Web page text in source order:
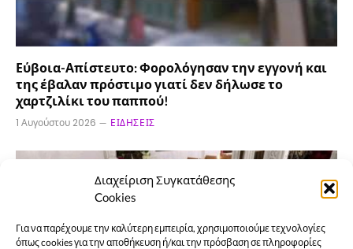
Διαχείριση Συγκατάθεσης
Cookies
Για να παρέχουμε την καλύτερη εμπειρία, χρησιμοποιούμε τεχνολογίες
όπως cookies για την αποθήκευση ή/και την πρόσβαση σε πληροφορίες
Εύβοια-Απίστευτο: Φορολόγησαν την εγγονή και
της έβαλαν πρόστιμο γιατί δεν δήλωσε το
χαρτζιλίκι του παππού!
1 Αυγούστου 2026 ΕΙΔΉΣΕΙΣ